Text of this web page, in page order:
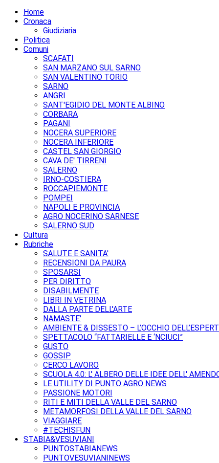
Home
Cronaca
Giudiziaria
Politica
Comuni
SCAFATI
SAN MARZANO SUL SARNO
SAN VALENTINO TORIO
SARNO
ANGRI
SANT'EGIDIO DEL MONTE ALBINO
CORBARA
PAGANI
NOCERA SUPERIORE
NOCERA INFERIORE
CASTEL SAN GIORGIO
CAVA DE' TIRRENI
SALERNO
IRNO-COSTIERA
ROCCAPIEMONTE
POMPEI
NAPOLI E PROVINCIA
AGRO NOCERINO SARNESE
SALERNO SUD
Cultura
Rubriche
SALUTE E SANITA'
RECENSIONI DA PAURA
SPOSARSI
PER DIRITTO
DISABILMENTE
LIBRI IN VETRINA
DALLA PARTE DELL'ARTE
NAMASTE'
AMBIENTE & DISSESTO – L’OCCHIO
SPETTACOLO “FATTARIELLE E ‘NCIUCI”
GUSTO
GOSSIP
CERCO LAVORO
SCUOLA 4.0: L' ALBERO DELLE IDEE DELL'
LE UTILITY DI PUNTO AGRO NEWS
PASSIONE MOTORI
RITI E MITI DELLA VALLE DEL SARNO
METAMORFOSI DELLA VALLE DEL SARNO
VIAGGIARE
#TECHISFUN
STABIA&VESUVIANI
PUNTOSTABIANEWS
PUNTOVESUVIANINEWS